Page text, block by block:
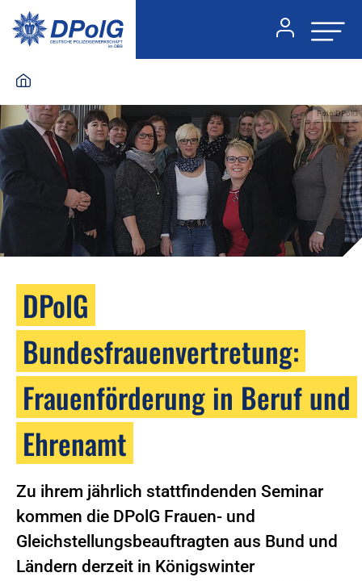
Foto:DPolG
DPolG
Bundesfrauenvertretung:
Frauenförderung in Beruf und
Ehrenamt
Zu ihrem jährlich stattfindenden Seminar
kommen die DPolG Frauen- und
Gleichstellungsbeauftragten aus Bund und
Ländern derzeit in Königswinter